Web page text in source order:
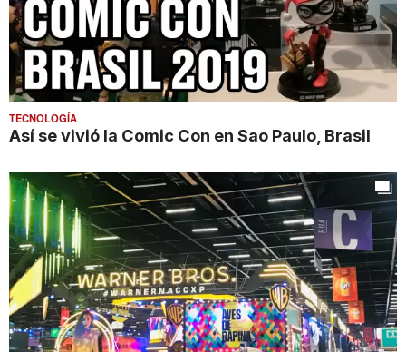
TECNOLOGÍA
Así se vivió la Comic Con en Sao Paulo, Brasil